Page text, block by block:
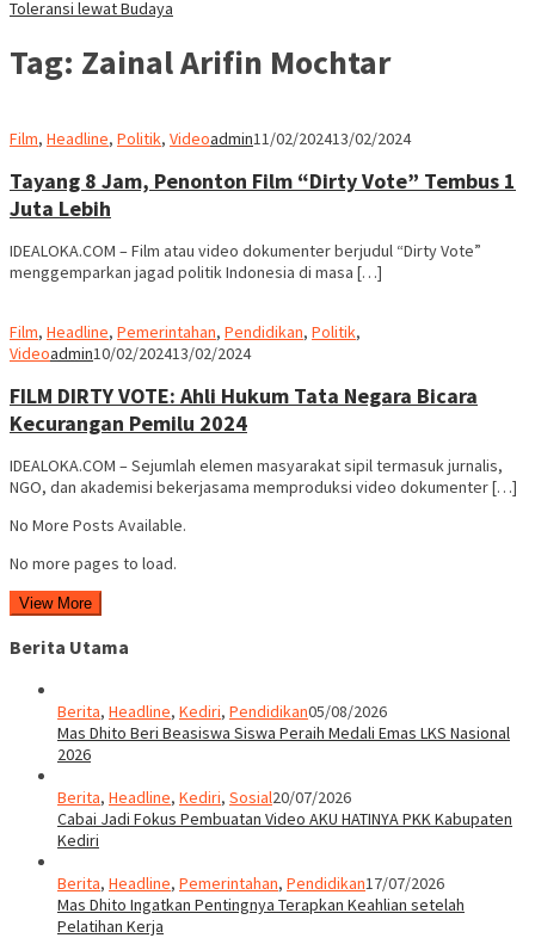
Toleransi lewat Budaya
Tag: Zainal Arifin Mochtar
Film, Headline, Politik, Videoadmin11/02/202413/02/2024
Tayang 8 Jam, Penonton Film “Dirty Vote” Tembus 1
Juta Lebih
IDEALOKA.COM – Film atau video dokumenter berjudul “Dirty Vote”
menggemparkan jagad politik Indonesia di masa […]
Film, Headline, Pemerintahan, Pendidikan, Politik,
Videoadmin10/02/202413/02/2024
FILM DIRTY VOTE: Ahli Hukum Tata Negara Bicara
Kecurangan Pemilu 2024
IDEALOKA.COM – Sejumlah elemen masyarakat sipil termasuk jurnalis,
NGO, dan akademisi bekerjasama memproduksi video dokumenter […]
No More Posts Available.
No more pages to load.
View More
Berita Utama
Berita, Headline, Kediri, Pendidikan05/08/2026
Mas Dhito Beri Beasiswa Siswa Peraih Medali Emas LKS Nasional
2026
Berita, Headline, Kediri, Sosial20/07/2026
Cabai Jadi Fokus Pembuatan Video AKU HATINYA PKK Kabupaten
Kediri
Berita, Headline, Pemerintahan, Pendidikan17/07/2026
Mas Dhito Ingatkan Pentingnya Terapkan Keahlian setelah
Pelatihan Kerja